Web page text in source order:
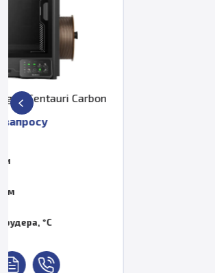
3D принтер Elegoo